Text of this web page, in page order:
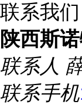
联系我们
陕西斯
联系人
联系手机